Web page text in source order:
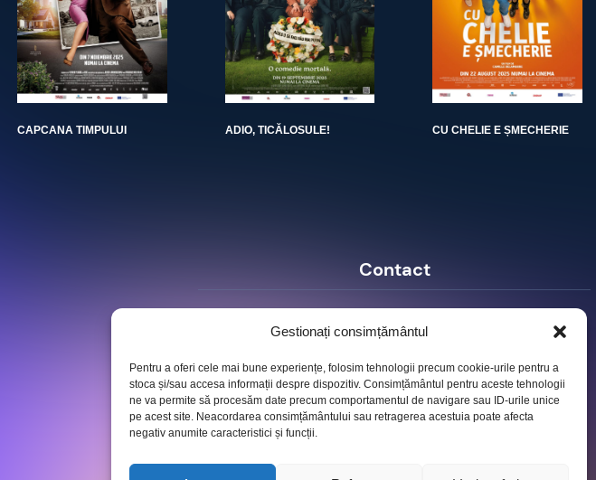
Gestionați consimțământul
Pentru a oferi cele mai bune experiențe, folosim tehnologii precum cookie-urile pentru a
stoca și/sau accesa informații despre dispozitiv. Consimțământul pentru aceste tehnologii
ne va permite să procesăm date precum comportamentul de navigare sau ID-urile unice
pe acest site. Neacordarea consimțământului sau retragerea acestuia poate afecta
negativ anumite caracteristici și funcții.
CAPCANA TIMPULUI ADIO, TICĂLOSULE! CU CHELIE E ȘMECHERIE
Contact
Strada Mihai Eminescu, nr. 142, et.7, ap. 23,
Tel:+40 (21) 250.5103, +40 (21) 250.5104
E-mail:
office@roimage.ro